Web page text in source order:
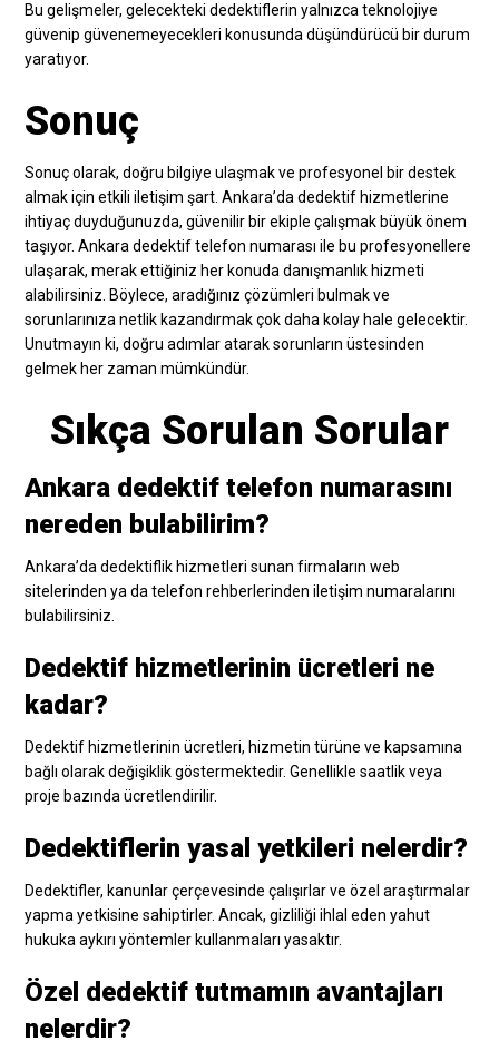
Bu gelişmeler, gelecekteki dedektiflerin yalnızca teknolojiye
güvenip güvenemeyecekleri konusunda düşündürücü bir durum
yaratıyor.
Sonuç
Sonuç olarak, doğru bilgiye ulaşmak ve profesyonel bir destek
almak için etkili iletişim şart. Ankara’da dedektif hizmetlerine
ihtiyaç duyduğunuzda, güvenilir bir ekiple çalışmak büyük önem
taşıyor. Ankara dedektif telefon numarası ile bu profesyonellere
ulaşarak, merak ettiğiniz her konuda danışmanlık hizmeti
alabilirsiniz. Böylece, aradığınız çözümleri bulmak ve
sorunlarınıza netlik kazandırmak çok daha kolay hale gelecektir.
Unutmayın ki, doğru adımlar atarak sorunların üstesinden
gelmek her zaman mümkündür.
Sıkça Sorulan Sorular
Ankara dedektif telefon numarasını
nereden bulabilirim?
Ankara’da dedektiflik hizmetleri sunan firmaların web
sitelerinden ya da telefon rehberlerinden iletişim numaralarını
bulabilirsiniz.
Dedektif hizmetlerinin ücretleri ne
kadar?
Dedektif hizmetlerinin ücretleri, hizmetin türüne ve kapsamına
bağlı olarak değişiklik göstermektedir. Genellikle saatlik veya
proje bazında ücretlendirilir.
Dedektiflerin yasal yetkileri nelerdir?
Dedektifler, kanunlar çerçevesinde çalışırlar ve özel araştırmalar
yapma yetkisine sahiptirler. Ancak, gizliliği ihlal eden yahut
hukuka aykırı yöntemler kullanmaları yasaktır.
Özel dedektif tutmamın avantajları
nelerdir?